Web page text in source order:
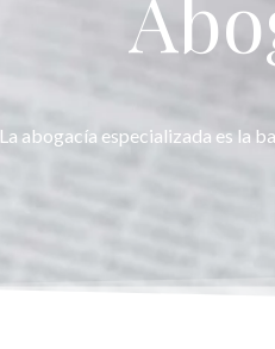
La abogacía especializada es la